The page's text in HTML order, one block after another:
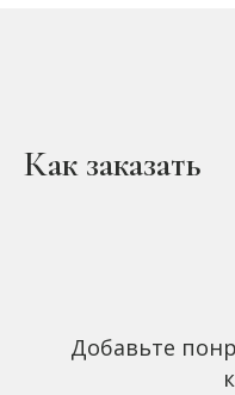
Как заказать
Добавьте